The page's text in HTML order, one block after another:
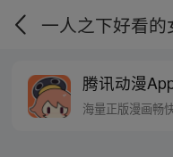
一人之下好看的
腾讯动漫
海量正版漫画畅